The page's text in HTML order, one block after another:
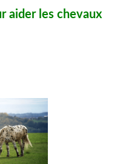
aider les chevaux